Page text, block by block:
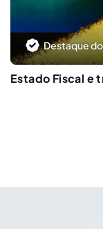
Destaque
Estado Fiscal e